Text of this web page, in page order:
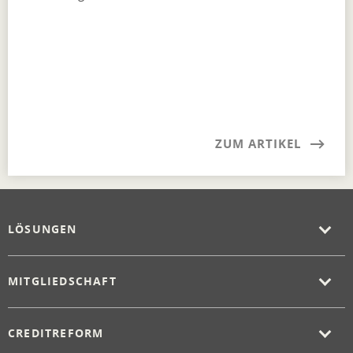
ZUM ARTIKEL
LÖSUNGEN
MITGLIEDSCHAFT
CREDITREFORM